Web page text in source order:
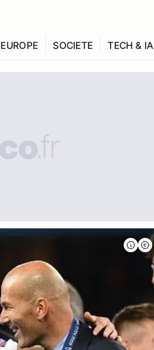
EUROPE SOCIETE TECH & IA